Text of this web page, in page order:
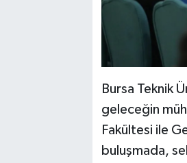
Bursa Teknik
geleceğin
Fakültesi ile
buluşmada,